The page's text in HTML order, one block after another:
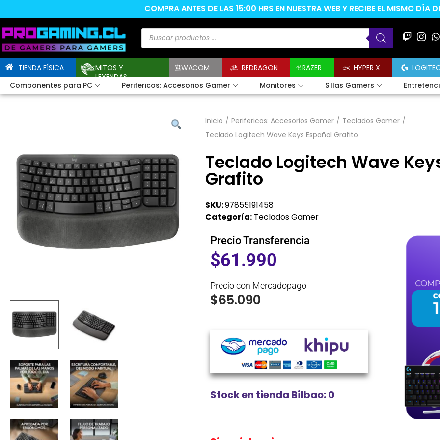
COMPRA ANTES DE LAS 15:00 HRS EN NUESTRA WEB Y RECIBE EL MISMO DÍA
TIENDA FÍSICA
MITOS Y
LEYENDAS
WACOM REDRAGON RAZER HYPER X
Componentes para PC
Perifericos: Accesorios Gamer Monitores Sillas Gamers
Inicio / Perifericos: Accesorios Gamer / Teclados Gamer /
Teclado Logitech Wave Keys Español Grafito
Teclado Logitech Wave
Grafito
SKU:97855191458
Categoría: Teclados Gamer
Precio Transferencia
$61.990
Precio con Mercadopago
$65.090
Stock en tienda Bilbao: 0